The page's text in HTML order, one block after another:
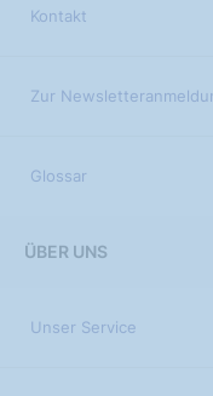
Kontakt
Zur
Glossar
ÜBER UNS
Unser Service